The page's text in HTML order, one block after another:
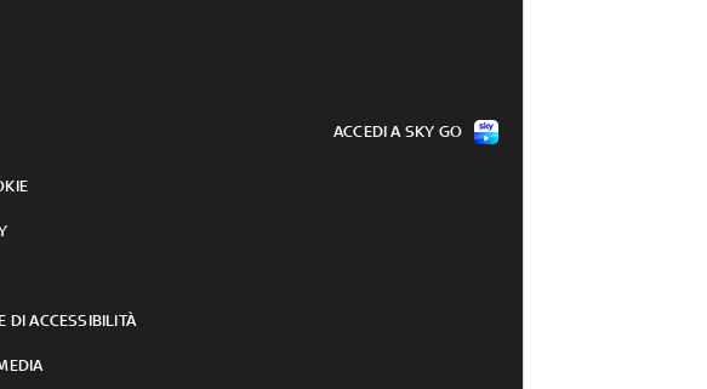
DI ACCESSIBILITÀ
ACCEDI A SKY GO